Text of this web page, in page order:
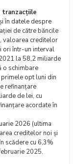
în datele despre
de către băncile
valoarea creditelor
ori într-un interval
la 58,2 miliarde
o schimbare
opt luni din
refinanțare
de lei, cu
acordate în
2026 (ultima
creditelor noi și
scădere cu 6,3%
2025.